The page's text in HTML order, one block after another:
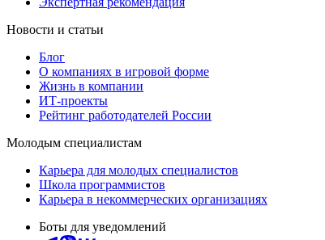
Новости и статьи
Блог
О компаниях в игровой форме
Жизнь в компании
ИТ-проекты
Рейтинг работодателей России
Молодым специалистам
Карьера для молодых специалистов
Школа программистов
Карьера в некоммерческих организациях
Боты для уведомлений